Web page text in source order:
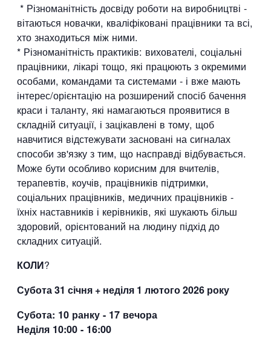
* Різноманітність досвіду роботи на виробництві -
вітаються новачки, кваліфіковані працівники та всі,
хто знаходиться між ними.
* Різноманітність практиків: вихователі, соціальні
працівники, лікарі тощо, які працюють з окремими
особами, командами та системами - і вже мають
інтерес/орієнтацію на розширений спосіб бачення
краси і таланту, які намагаються проявитися в
складній ситуації, і зацікавлені в тому, щоб
навчитися відстежувати засновані на сигналах
способи зв'язку з тим, що насправді відбувається.
Може бути особливо корисним для вчителів,
терапевтів, коучів, працівників підтримки,
соціальних працівників, медичних працівників -
їхніх наставників і керівників, які шукають більш
здоровий, орієнтований на людину підхід до
складних ситуацій.
КОЛИ?
Субота 31 січня + неділя 1 лютого 2026 року
Субота: 10 ранку - 17 вечора
Неділя 10:00 - 16:00